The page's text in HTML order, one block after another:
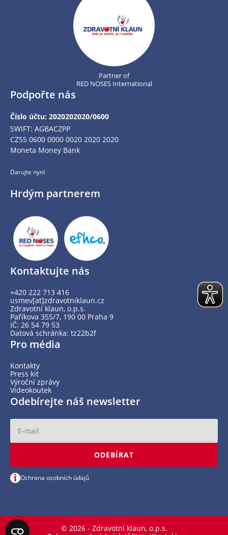
Partner of
RED NOSES International
Podpořte nás
Číslo účtu: 2020202020/0600
SWIFT: AGBACZPP
CZ55 0600 0000 0020 2020 2020
Moneta Money Bank
Darujte nyní
Hrdým partnerem
Kontaktujte nás
+420 222 713 416
usmev[at]zdravotniklaun.cz
Zdravotní klaun, o.p.s.
Paříkova 355/7, 190 00 Praha 9
IČ: 26 54 79 53
Datová schránka: tz22b2f
Pro média
Kontakty
Press kit
Výroční zprávy
Videokoutek
Odebírejte náš newsletter
ODEBÍRAT
i Ochrana osobních údajů
© 2026 - Zdravotní klaun, o.p.s.